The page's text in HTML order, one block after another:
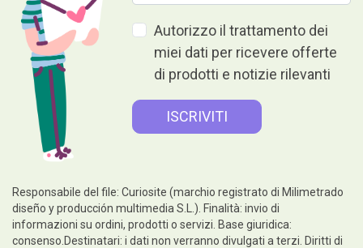
Autorizzo il trattamento dei
miei dati per ricevere offerte
di prodotti e notizie rilevanti
Responsabile del file: Curiosite (marchio registrato di Milimetrado
diseño y producción multimedia S.L.). Finalità: invio di
informazioni su ordini, prodotti o servizi. Base giuridica:
consenso.Destinatari: i dati non verranno divulgati a terzi. Diritti di